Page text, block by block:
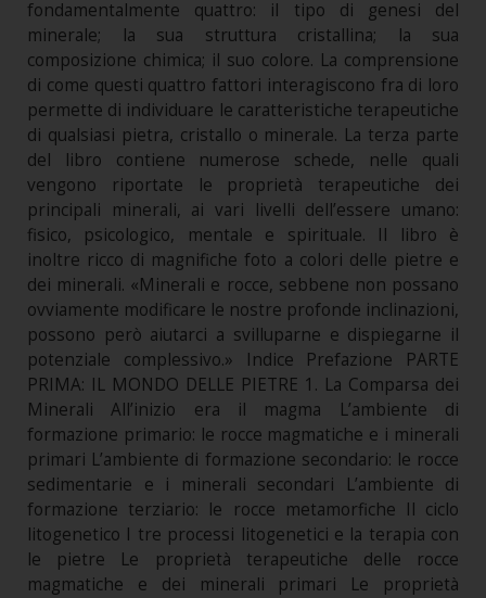
fondamentalmente quattro: il tipo di genesi del
minerale; la sua struttura cristallina; la sua
composizione chimica; il suo colore. La comprensione
di come questi quattro fattori interagiscono fra di loro
permette di individuare le caratteristiche terapeutiche
di qualsiasi pietra, cristallo o minerale. La terza parte
del libro contiene numerose schede, nelle quali
vengono riportate le proprietà terapeutiche dei
principali minerali, ai vari livelli dell’essere umano:
fisico, psicologico, mentale e spirituale. Il libro è
inoltre ricco di magnifiche foto a colori delle pietre e
dei minerali. «Minerali e rocce, sebbene non possano
ovviamente modificare le nostre profonde inclinazioni,
possono però aiutarci a svilluparne e dispiegarne il
potenziale complessivo.» Indice Prefazione PARTE
PRIMA: IL MONDO DELLE PIETRE 1. La Comparsa dei
Minerali All’inizio era il magma L’ambiente di
formazione primario: le rocce magmatiche e i minerali
primari L’ambiente di formazione secondario: le rocce
sedimentarie e i minerali secondari L’ambiente di
formazione terziario: le rocce metamorfiche Il ciclo
litogenetico I tre processi litogenetici e la terapia con
le pietre Le proprietà terapeutiche delle rocce
magmatiche e dei minerali primari Le proprietà